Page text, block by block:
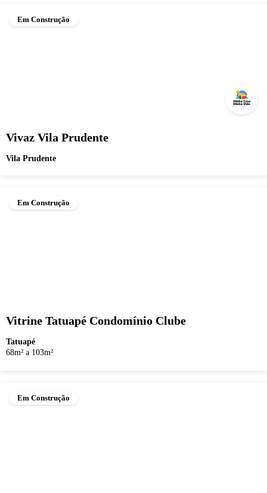
Em Construção
Vivaz Vila Prudente
Vila Prudente
Em Construção
Vitrine Tatuapé Condomínio Clube
Tatuapé
68m² a 103m²
Em Construção